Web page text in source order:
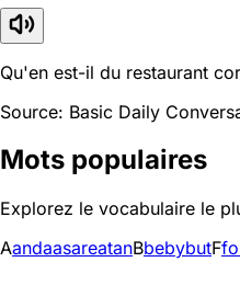
Qu'en est-il du restaurant
Source: Basic Daily
Mots populaires
Explorez le vocabulaire le
AandaasareatanBbebybutF